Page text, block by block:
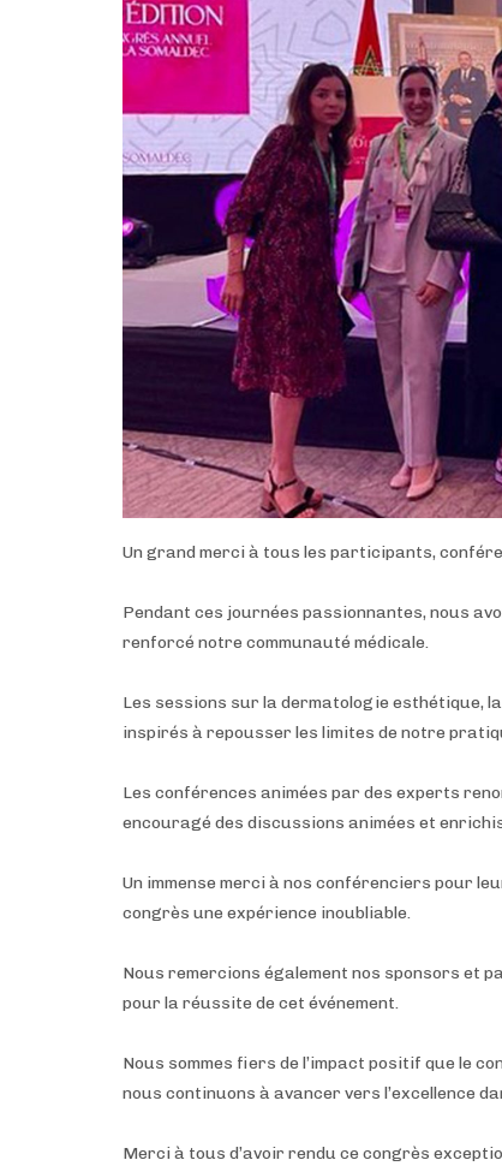
Un grand merci à tous les participants,
Pendant ces journées passionnantes, nous
renforcé notre communauté médicale.
Les sessions sur la dermatologie esthétique,
inspirés à repousser les limites de notre
Les conférences animées par des experts
encouragé des discussions animées et
Un immense merci à nos conférenciers pour
congrès une expérience inoubliable.
Nous remercions également nos sponsors et
pour la réussite de cet événement.
Nous sommes fiers de l’impact positif que le
nous continuons à avancer vers l’excellence
Merci à tous d’avoir rendu ce congrès